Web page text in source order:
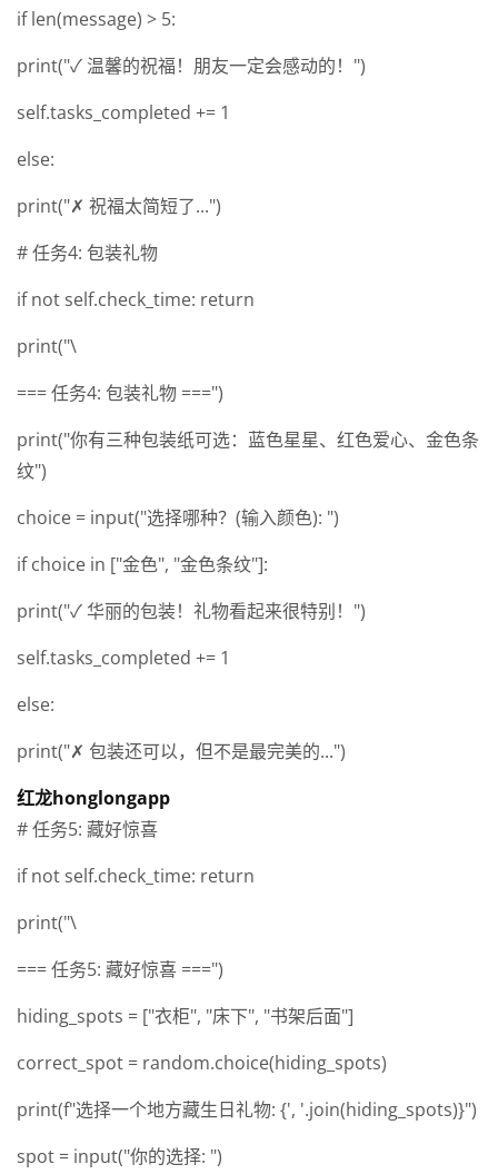
if len(message) > 5:
print("✓ 温馨的祝福！朋友一定会感动的！")
self.tasks_completed += 1
else:
print("✗ 祝福太简短了...")
# 任务4: 包装礼物
if not self.check_time: return
print("\
=== 任务4: 包装礼物 ===")
print("你有三种包装纸可选：蓝色星星、红色爱心、金色条
纹")
choice = input("选择哪种？(输入颜色): ")
if choice in ["金色", "金色条纹"]:
print("✓ 华丽的包装！礼物看起来很特别！")
self.tasks_completed += 1
else:
print("✗ 包装还可以，但不是最完美的...")
红龙honglongapp
# 任务5: 藏好惊喜
if not self.check_time: return
print("\
=== 任务5: 藏好惊喜 ===")
hiding_spots = ["衣柜", "床下", "书架后面"]
correct_spot = random.choice(hiding_spots)
print(f"选择一个地方藏生日礼物: {', '.join(hiding_spots)}")
spot = input("你的选择: ")